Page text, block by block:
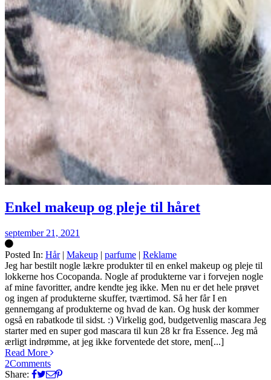
Enkel makeup og pleje til håret
september 21, 2021
Posted In: Hår| Makeup | parfume | Reklame
Silke
Jeg har bestilt nogle lækre produkter til en enkel makeup og pleje til
lokkerne hos Cocopanda. Nogle af produkterne var i forvejen nogle
af mine favoritter, andre kendte jeg ikke. Men nu er det hele prøvet
og ingen af produkterne skuffer, tværtimod. Så her får I en
gennemgang af produkterne og hvad de kan. Og husk der kommer
også en rabatkode til sidst. :) Virkelig god, budgetvenlig mascara Jeg
starter med en super god mascara til kun 28 kr fra Essence. Jeg må
ærligt indrømme, at jeg ikke forventede det store, men[...]
Read More
2Comments
Share: